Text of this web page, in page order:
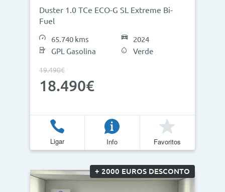
Duster 1.0 TCe ECO-G SL Extreme Bi-
Fuel
65.740 kms
GPL Gasolina
2024
Verde
19.490€
18.490€
Ligar Info Favoritos
+ 2000 EUROS DESCONTO